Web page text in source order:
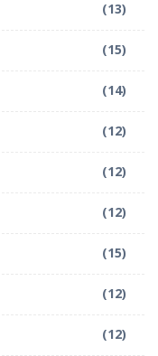
(13)
(15)
(14)
(12)
(12)
(12)
(15)
(12)
(12)